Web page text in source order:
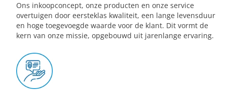
Ons inkoopconcept, onze producten en onze service
overtuigen door eersteklas kwaliteit, een lange levensduur
en hoge toegevoegde waarde voor de klant. Dit vormt de
kern van onze missie, opgebouwd uit jarenlange ervaring.